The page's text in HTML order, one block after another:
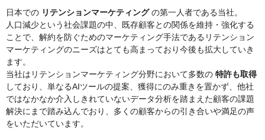
日本での リテンションマーケティングの第一人者である当社。
人口減少という社会課題の中、既存顧客との関係を維持・強化する
ことで、解約を防ぐためのマーケティング手法であるリテンション
マーケティングのニーズはとても高まっており今後も拡大していき
ます。
当社はリテンションマーケティング分野において多数の 特許も取得
しており、単なるAIツールの提案、獲得にのみ重きを置かず、他社
ではなかなか介入しきれていないデータ分析を踏まえた顧客の課題
解決にまで踏み込んでおり、多くの顧客からの引き合いや満足の声
をいただいています。